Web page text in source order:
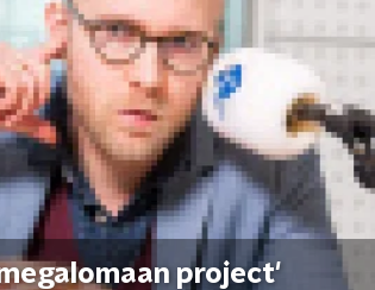
project'